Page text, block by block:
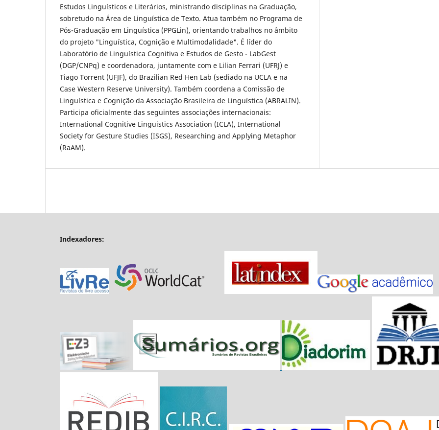
Estudos Linguísticos e Literários, ministrando disciplinas na Graduação,
sobretudo na Área de Linguística de Texto. Atua também no Programa de
Pós-Graduação em Linguística (PPGLin), orientando trabalhos no âmbito
do projeto "Linguística, Cognição e Multimodalidade". É líder do
Laboratório de Linguística Cognitiva e Estudos de Gesto - LabGest
(DGP/CNPq) e coordenadora, juntamente com e Lilian Ferrari (UFRJ) e
Tiago Torrent (UFJF), do Brazilian Red Hen Lab (sediado na UCLA e na
Case Western Reserve University). Também coordena a Comissão de
Linguística e Cognição da Associação Brasileira de Linguística (ABRALIN).
Participa oficialmente das seguintes associações internacionais:
International Cognitive Linguistics Association (ICLA), International
Society for Gesture Studies (ISGS), Researching and Applying Metaphor
(RaAM).
Indexadores: